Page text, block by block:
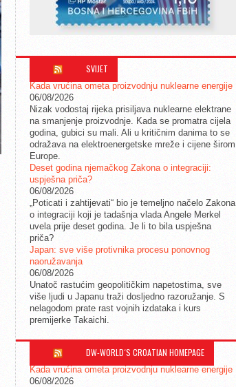
SVIJET
Kada vrućina ometa proizvodnju nuklearne energije
06/08/2026
Nizak vodostaj rijeka prisiljava nuklearne elektrane
na smanjenje proizvodnje. Kada se promatra cijela
godina, gubici su mali. Ali u kritičnim danima to se
odražava na elektroenergetske mreže i cijene širom
Europe.
Deset godina njemačkog Zakona o integraciji:
uspješna priča?
06/08/2026
„Poticati i zahtijevati“ bio je temeljno načelo Zakona
o integraciji koji je tadašnja vlada Angele Merkel
uvela prije deset godina. Je li to bila uspješna
priča?
Japan: sve više protivnika procesu ponovnog
naoružavanja
06/08/2026
Unatoč rastućim geopolitičkim napetostima, sve
više ljudi u Japanu traži dosljedno razoružanje. S
nelagodom prate rast vojnih izdataka i kurs
premijerke Takaichi.
DW-WORLD´S CROATIAN HOMEPAGE
Kada vrućina ometa proizvodnju nuklearne energije
06/08/2026